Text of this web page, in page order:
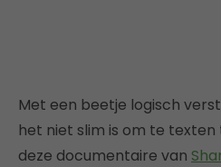
Met een beetje logisch
het niet slim is om te texten
deze documentaire van